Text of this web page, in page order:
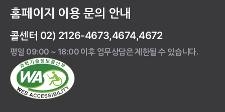
홈페이지 이용 문의 안내
콜센터 02) 2126-4673,4674,4672
평일 09:00 ~ 18:00 이후 업무상담은 제한될 수 있습니다.